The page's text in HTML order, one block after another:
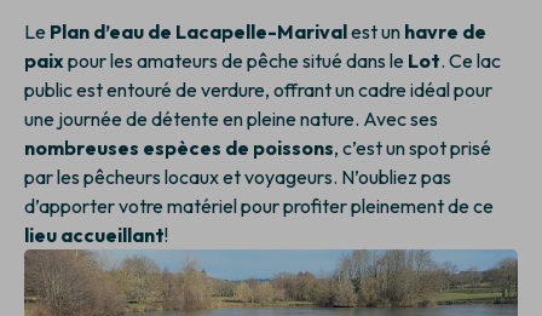
Le Plan d’eau de Lacapelle-Marivalest un havre de
paix pour les amateurs de pêche situé dans le Lot. Ce lac
public est entouré de verdure, offrant un cadre idéal pour
une journée de détente en pleine nature. Avec ses
nombreuses espèces de poissons, c’est un spot prisé
par les pêcheurs locaux et voyageurs. N’oubliez pas
d’apporter votre matériel pour profiter pleinement de ce
lieu accueillant!